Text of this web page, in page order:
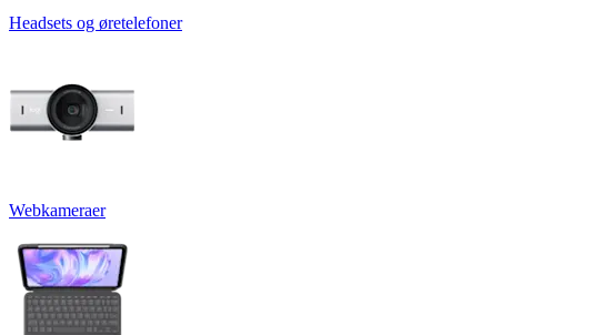
Headsets og øretelefoner
Webkameraer